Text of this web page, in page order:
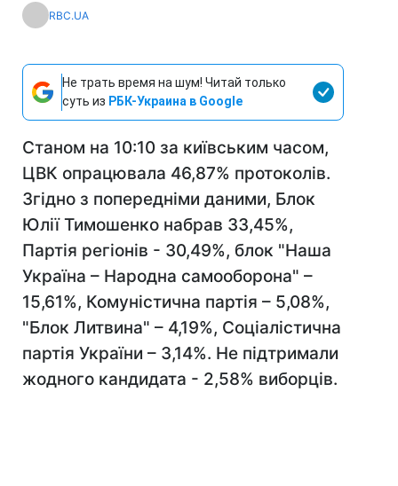
RBC.UA
Не трать время на шум! Читай только
суть из РБК-Украина в Google
Станом на 10:10 за київським часом,
ЦВК опрацювала 46,87% протоколів.
Згідно з попередніми даними, Блок
Юлії Тимошенко набрав 33,45%,
Партія регіонів - 30,49%, блок "Наша
Україна – Народна самооборона" –
15,61%, Комуністична партія – 5,08%,
"Блок Литвина" – 4,19%, Соціалістична
партія України – 3,14%. Не підтримали
жодного кандидата - 2,58% виборців.